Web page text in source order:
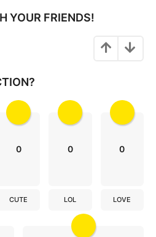
YOUR FRIENDS!
0
CUTE
0
LOL
0
LOVE